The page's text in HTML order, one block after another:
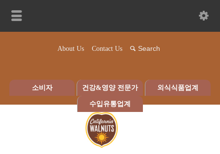
About Us Contact Us
소비자 건강&영양 전문가 외식식품업계
수입유통업계